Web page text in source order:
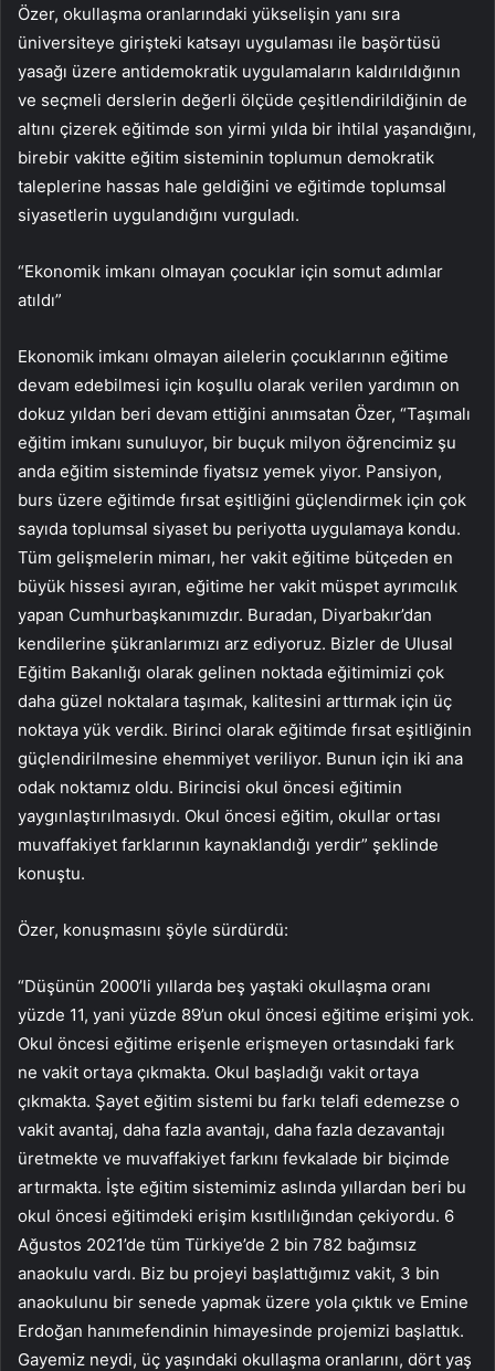
Özer, okullaşma oranlarındaki yükselişin yanı sıra
üniversiteye girişteki katsayı uygulaması ile başörtüsü
yasağı üzere antidemokratik uygulamaların kaldırıldığının
ve seçmeli derslerin değerli ölçüde çeşitlendirildiğinin de
altını çizerek eğitimde son yirmi yılda bir ihtilal yaşandığını,
birebir vakitte eğitim sisteminin toplumun demokratik
taleplerine hassas hale geldiğini ve eğitimde toplumsal
siyasetlerin uygulandığını vurguladı.
“Ekonomik imkanı olmayan çocuklar için somut adımlar
atıldı”
Ekonomik imkanı olmayan ailelerin çocuklarının eğitime
devam edebilmesi için koşullu olarak verilen yardımın on
dokuz yıldan beri devam ettiğini anımsatan Özer, “Taşımalı
eğitim imkanı sunuluyor, bir buçuk milyon öğrencimiz şu
anda eğitim sisteminde fiyatsız yemek yiyor. Pansiyon,
burs üzere eğitimde fırsat eşitliğini güçlendirmek için çok
sayıda toplumsal siyaset bu periyotta uygulamaya kondu.
Tüm gelişmelerin mimarı, her vakit eğitime bütçeden en
büyük hissesi ayıran, eğitime her vakit müspet ayrımcılık
yapan Cumhurbaşkanımızdır. Buradan, Diyarbakır’dan
kendilerine şükranlarımızı arz ediyoruz. Bizler de Ulusal
Eğitim Bakanlığı olarak gelinen noktada eğitimimizi çok
daha güzel noktalara taşımak, kalitesini arttırmak için üç
noktaya yük verdik. Birinci olarak eğitimde fırsat eşitliğinin
güçlendirilmesine ehemmiyet veriliyor. Bunun için iki ana
odak noktamız oldu. Birincisi okul öncesi eğitimin
yaygınlaştırılmasıydı. Okul öncesi eğitim, okullar ortası
muvaffakiyet farklarının kaynaklandığı yerdir” şeklinde
konuştu.
Özer, konuşmasını şöyle sürdürdü:
“Düşünün 2000’li yıllarda beş yaştaki okullaşma oranı
yüzde 11, yani yüzde 89’un okul öncesi eğitime erişimi yok.
Okul öncesi eğitime erişenle erişmeyen ortasındaki fark
ne vakit ortaya çıkmakta. Okul başladığı vakit ortaya
çıkmakta. Şayet eğitim sistemi bu farkı telafi edemezse o
vakit avantaj, daha fazla avantajı, daha fazla dezavantajı
üretmekte ve muvaffakiyet farkını fevkalade bir biçimde
artırmakta. İşte eğitim sistemimiz aslında yıllardan beri bu
okul öncesi eğitimdeki erişim kısıtlılığından çekiyordu. 6
Ağustos 2021’de tüm Türkiye’de 2 bin 782 bağımsız
anaokulu vardı. Biz bu projeyi başlattığımız vakit, 3 bin
anaokulunu bir senede yapmak üzere yola çıktık ve Emine
Erdoğan hanımefendinin himayesinde projemizi başlattık.
Gayemiz neydi, üç yaşındaki okullaşma oranlarını, dört yaş